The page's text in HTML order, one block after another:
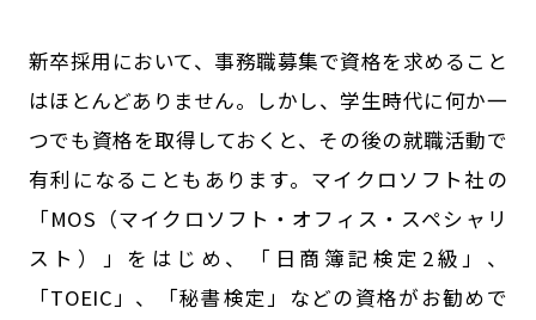
新卒採用において、事務職募集で資格を求めること
はほとんどありません。しかし、学生時代に何か一
つでも資格を取得しておくと、その後の就職活動で
有利になることもあります。マイクロソフト社の
「MOS（マイクロソフト・オフィス・スペシャリ
スト）」をはじめ、「日商簿記検定2級」、
「TOEIC」、「秘書検定」などの資格がお勧めで